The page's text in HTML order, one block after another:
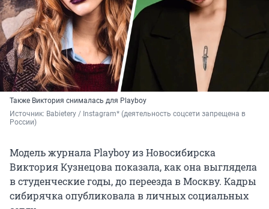
Также Виктория снималась для Playboy
Источник: Babietery / Instagram* (деятельность соцсети запрещена в
России)
Модель журнала Playboy из Новосибирска
Виктория Кузнецова показала, как она выглядела
в студенческие годы, до переезда в Москву. Кадры
сибирячка опубликовала в личных социальных